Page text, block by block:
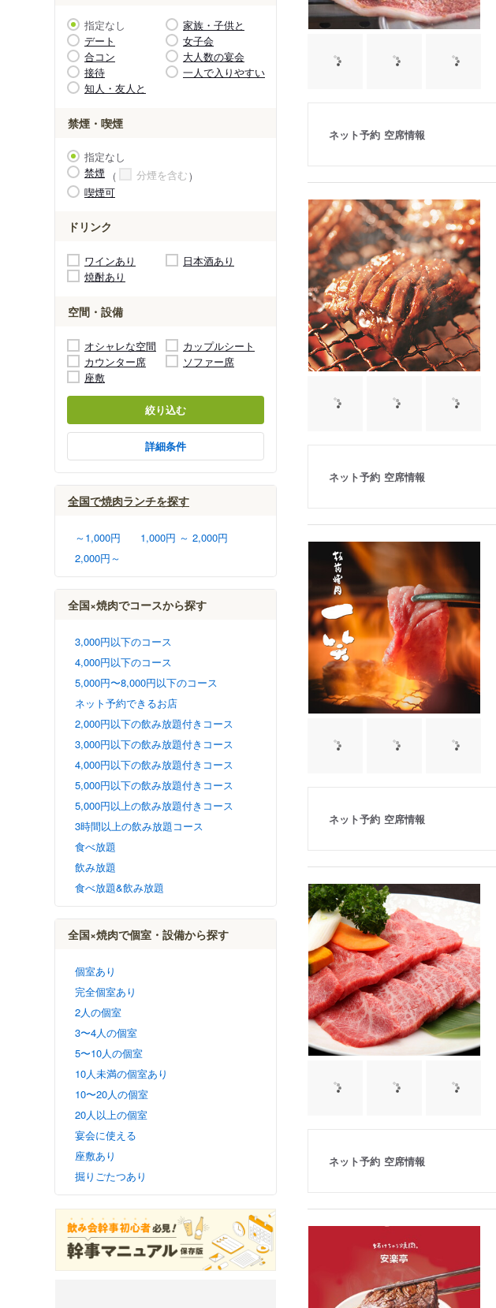
指定なし
家族・子供と
デート
女子会
合コン
大人数の宴会
接待
一人で入りやすい
知人・友人と
禁煙・喫煙
指定なし
禁煙
分煙を含む
喫煙可
ドリンク
ワインあり
日本酒あり
焼酎あり
空間・設備
オシャレな空間
カップルシート
カウンター席
ソファー席
座敷
絞り込む
詳細条件
全国で焼肉ランチを探す
～1,000円
1,000円 ～ 2,000円
2,000円～
全国×焼肉でコースから探す
3,000円以下のコース
4,000円以下のコース
5,000円〜8,000円以下のコース
ネット予約できるお店
2,000円以下の飲み放題付きコース
3,000円以下の飲み放題付きコース
4,000円以下の飲み放題付きコース
5,000円以下の飲み放題付きコース
5,000円以上の飲み放題付きコース
3時間以上の飲み放題コース
食べ放題
飲み放題
食べ放題&飲み放題
全国×焼肉で個室・設備から探す
個室あり
完全個室あり
2人の個室
3〜4人の個室
5〜10人の個室
10人未満の個室あり
10〜20人の個室
20人以上の個室
宴会に使える
座敷あり
掘りごたつあり
ネット予約 空席情報
ネット予約 空席情報
ネット予約 空席情報
ネット予約 空席情報